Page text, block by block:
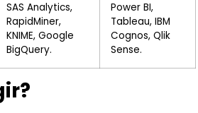
SAS Analytics,
RapidMiner,
KNIME, Google
BigQuery.
Power BI,
Tableau, IBM
Cognos, Qlik
Sense.